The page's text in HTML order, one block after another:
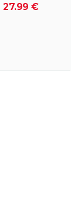
27.99 €